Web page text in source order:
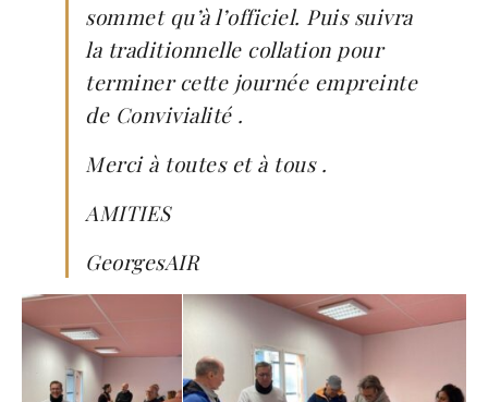
sommet qu’à l’officiel. Puis suivra
la traditionnelle collation pour
terminer cette journée empreinte
de Convivialité .
Merci à toutes et à tous .
AMITIES
GeorgesAIR